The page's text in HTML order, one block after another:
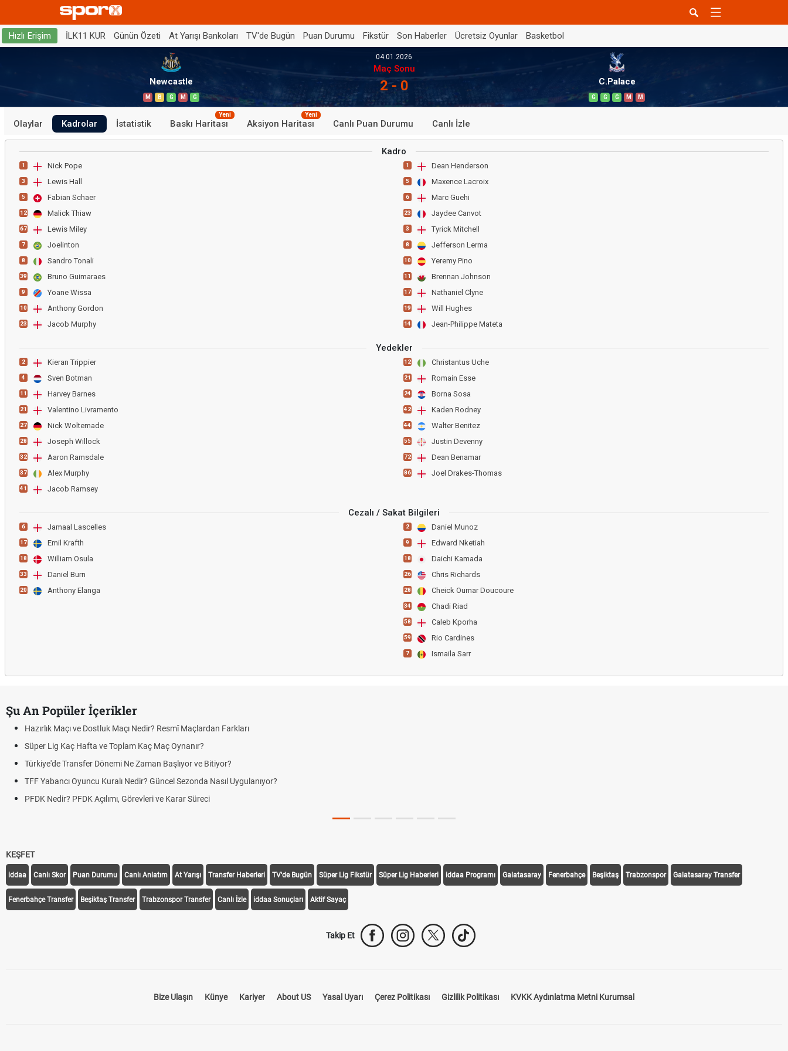
Hızlı Erişim İLK11 KUR Günün Özeti At Yarışı Bankoları TV'de Bugün Puan Durumu Fikstür Son Haberler Ücretsiz Oyunlar Basketbol
Newcastle
M B G M G
04.01.2026
Maç Sonu
2 - 0 C.Palace
G G G M M
Olaylar Kadrolar İstatistik Baskı Haritası
Yeni
Aksiyon Haritası
Yeni
Canlı Puan Durumu Canlı İzle
Kadro
1 Nick Pope
3 Lewis Hall
5 Fabian Schaer
12 Malick Thiaw
67 Lewis Miley
7 Joelinton
8 Sandro Tonali
39 Bruno Guimaraes
9 Yoane Wissa
10 Anthony Gordon
23 Jacob Murphy
1 Dean Henderson
5 Maxence Lacroix
6 Marc Guehi
23 Jaydee Canvot
3 Tyrick Mitchell
8 Jefferson Lerma
10 Yeremy Pino
11 Brennan Johnson
17 Nathaniel Clyne
19 Will Hughes
14 Jean-Philippe Mateta
Yedekler
2 Kieran Trippier
4 Sven Botman
11 Harvey Barnes
21 Valentino Livramento
27 Nick Woltemade
28 Joseph Willock
32 Aaron Ramsdale
37 Alex Murphy
41 Jacob Ramsey
12 Christantus Uche
21 Romain Esse
24 Borna Sosa
42 Kaden Rodney
44 Walter Benitez
55 Justin Devenny
72 Dean Benamar
86 Joel Drakes-Thomas
Cezalı / Sakat Bilgileri
6 Jamaal Lascelles
17 Emil Krafth
18 William Osula
33 Daniel Burn
20 Anthony Elanga
2 Daniel Munoz
9 Edward Nketiah
18 Daichi Kamada
26 Chris Richards
28 Cheick Oumar Doucoure
34 Chadi Riad
58 Caleb Kporha
59 Rio Cardines
7 Ismaila Sarr
Şu An Popüler İçerikler
Hazırlık Maçı ve Dostluk Maçı Nedir? Resmî Maçlardan Farkları
Süper Lig Kaç Hafta ve Toplam Kaç Maç Oynanır?
Türkiye'de Transfer Dönemi Ne Zaman Başlıyor ve Bitiyor?
TFF Yabancı Oyuncu Kuralı Nedir? Güncel Sezonda Nasıl Uygulanıyor?
PFDK Nedir? PFDK Açılımı, Görevleri ve Karar Süreci
KEŞFET
iddaa Canlı Skor Puan Durumu Canlı Anlatım At Yarışı Transfer Haberleri TV'de Bugün Süper Lig Fikstür Süper Lig Haberleri iddaa Programı Galatasaray Fenerbahçe Beşiktaş Trabzonspor Galatasaray Transfer
Fenerbahçe Transfer Beşiktaş Transfer Trabzonspor Transfer Canlı İzle iddaa Sonuçları Aktif Sayaç
Takip Et
Bize Ulaşın Künye Kariyer About US Yasal Uyarı Çerez Politikası Gizlilik Politikası KVKK Aydınlatma Metni Kurumsal